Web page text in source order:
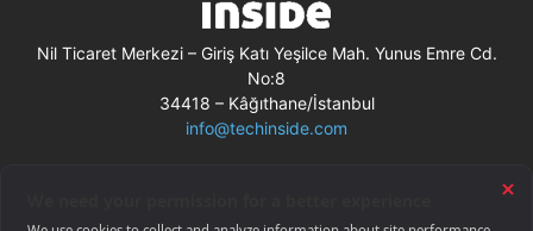
Nil Ticaret Merkezi – Giriş Katı Yeşilce Mah. Yunus Emre Cd.
No:8
34418 – Kâğıthane/İstanbul
info@techinside.com